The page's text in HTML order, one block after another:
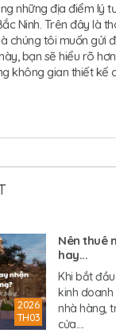
những địa điểm lý
Ninh. Trên đây là
chúng tôi muốn gửi
bạn sẽ hiểu rõ
không gian thiết kế
2026
TH03
Nên thuê
hay...
Khi bắt
kinh doanh
nhà hàng,
cửa....